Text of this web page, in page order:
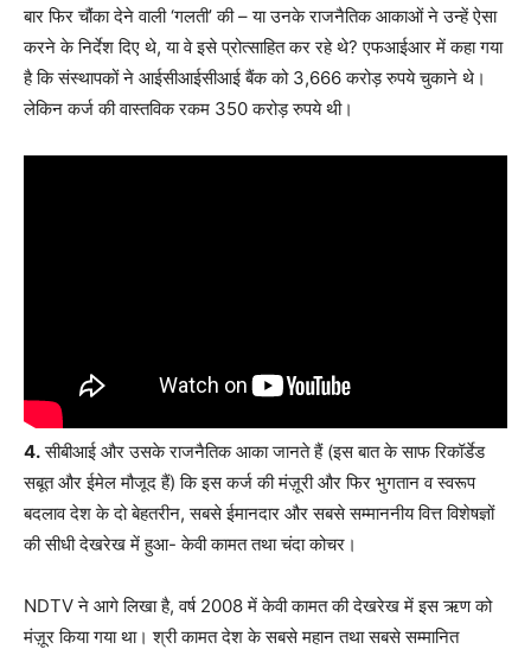
बार फिर चौंका देने वाली ‘गलती’ की – या उनके राजनैतिक आकाओं ने उन्हें ऐसा
करने के निर्देश दिए थे, या वे इसे प्रोत्साहित कर रहे थे? एफआईआर में कहा गया
है कि संस्थापकों ने आईसीआईसीआई बैंक को 3,666 करोड़ रुपये चुकाने थे।
लेकिन कर्ज की वास्तविक रकम 350 करोड़ रुपये थी।
4.सीबीआई और उसके राजनैतिक आका जानते हैं (इस बात के साफ रिकॉर्डेड
सबूत और ईमेल मौजूद हैं) कि इस कर्ज की मंज़ूरी और फिर भुगतान व स्वरूप
बदलाव देश के दो बेहतरीन, सबसे ईमानदार और सबसे सम्माननीय वित्त विशेषज्ञों
की सीधी देखरेख में हुआ- केवी कामत तथा चंदा कोचर।
NDTV ने आगे लिखा है, वर्ष 2008 में केवी कामत की देखरेख में इस ऋण को
मंज़ूर किया गया था। श्री कामत देश के सबसे महान तथा सबसे सम्मानित